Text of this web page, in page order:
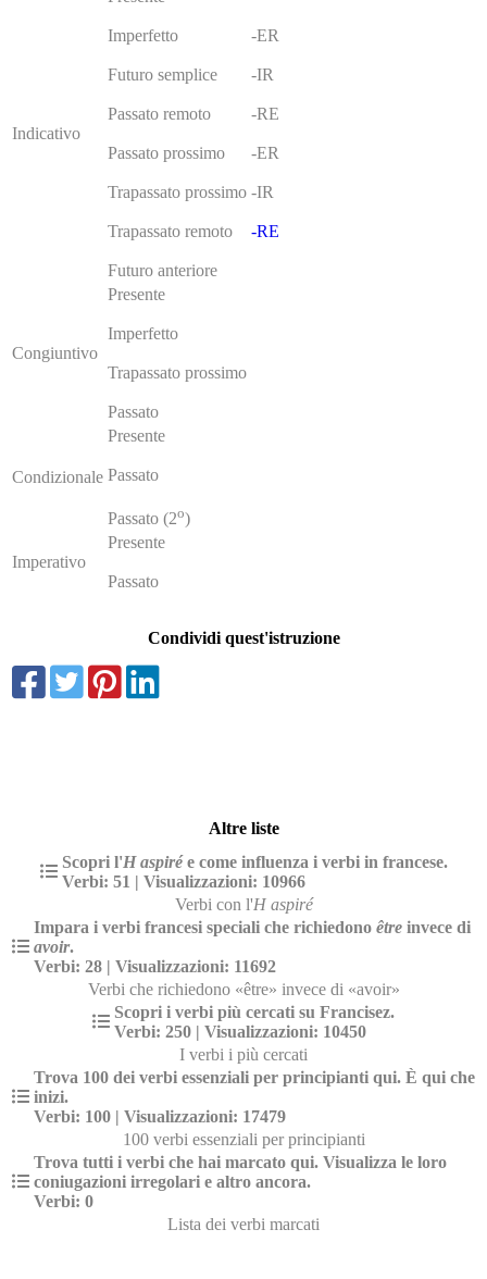
Indicativo
Imperfetto
Futuro semplice
Passato remoto
Passato prossimo
Trapassato prossimo
Trapassato remoto
Futuro anteriore
-ER
-IR
-RE
-ER
-IR
-RE
Congiuntivo
Presente
Imperfetto
Trapassato prossimo
Passato
Condizionale
Presente
Passato
Passato (2o)
Imperativo
Presente
Passato
Condividi quest'istruzione
Altre liste
Scopri l'H aspirée come influenza i verbi in francese.
Verbi: 51 | Visualizzazioni: 10966
Verbi con l'H aspiré
Impara i verbi francesi speciali che richiedono être invece di
avoir.
Verbi: 28 | Visualizzazioni: 11692
Verbi che richiedono «être» invece di «avoir»
Scopri i verbi più cercati su Francisez.
Verbi: 250 | Visualizzazioni: 10450
I verbi i più cercati
Trova 100 dei verbi essenziali per principianti qui. È qui che
inizi.
Verbi: 100 | Visualizzazioni: 17479
100 verbi essenziali per principianti
Trova tutti i verbi che hai marcato qui. Visualizza le loro
coniugazioni irregolari e altro ancora.
Verbi: 0
Lista dei verbi marcati